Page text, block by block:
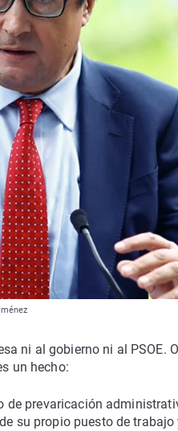
ni al gobierno ni al PSOE.
un hecho:
de prevaricación
su propio puesto de trabajo